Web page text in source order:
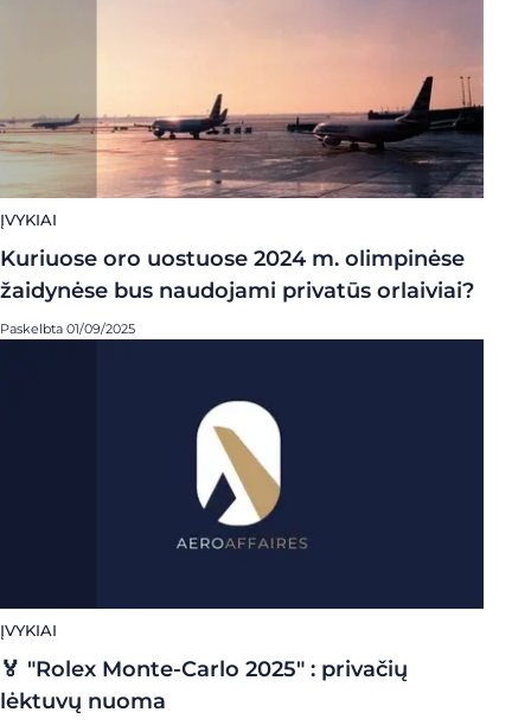
ĮVYKIAI
Kuriuose oro uostuose 2024 m. olimpinėse
žaidynėse bus naudojami privatūs orlaiviai?
Paskelbta 01/09/2025
ĮVYKIAI
🏅 "Rolex Monte-Carlo 2025" : privačių
lėktuvų nuoma